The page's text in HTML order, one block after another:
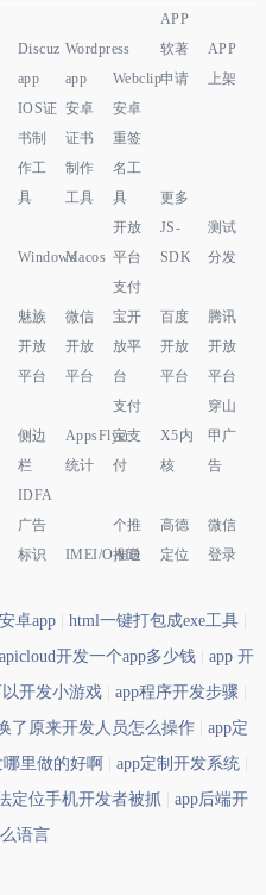
Discuz
app
Wordpress
app
Webclip
APP
软著
申请
APP
上架
IOS证
书制
作工
具
安卓
证书
制作
工具
安卓
重签
名工
具
更多
WindowsMacos
开放
平台
JS-
SDK
测试
分发
魅族
开放
平台
微信
开放
平台
支付
宝开
放平
台
百度
开放
平台
腾讯
开放
平台
侧边
栏
AppsFlyer
统计
支付
宝支
付
X5内
核
穿山
甲广
告
IDFA
广告
标识
IMEI/OAID
个推
推送
高德
定位
微信
登录
卓app |html一键打包成exe工具
apicloud开发一个app多少钱 |app 开
以开发小游戏 |app程序开发步骤
了原来开发人员怎么操作
app定
里做的好啊 |app定制开发系统
定位手机开发者被抓
app后端开
语言